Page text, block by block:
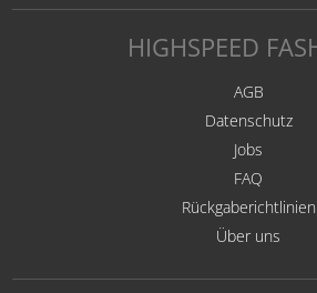
HIGHSPEED
AGB
Datenschutz
Jobs
FAQ
Rückgaberichtlinien
Über uns